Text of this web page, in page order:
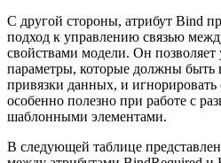
С другой стороны, атрибут Bind
подход к управлению связью
свойствами модели. Он позволяет
параметры, которые должны быть
привязки данных, и
особенно полезно при работе с
шаблонными элементами.
В следующей таблице